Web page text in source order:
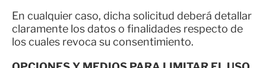
En cualquier caso, dicha solicitud deberá detallar
claramente los datos o finalidades respecto de
los cuales revoca su consentimiento.